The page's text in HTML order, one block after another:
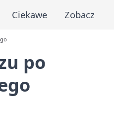
Ciekawe Zobacz
po